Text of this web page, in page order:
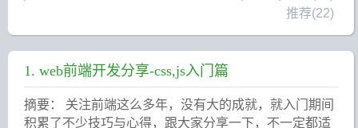
推荐(22)
1. web前端开发分享-css,js入门篇
摘要： 关注前端这么多年，没有大的成就，就入门期间
积累了不少技巧与心得，跟大家分享一下，不一定都适